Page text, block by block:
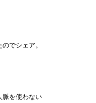
でシェア。
脈を使わない